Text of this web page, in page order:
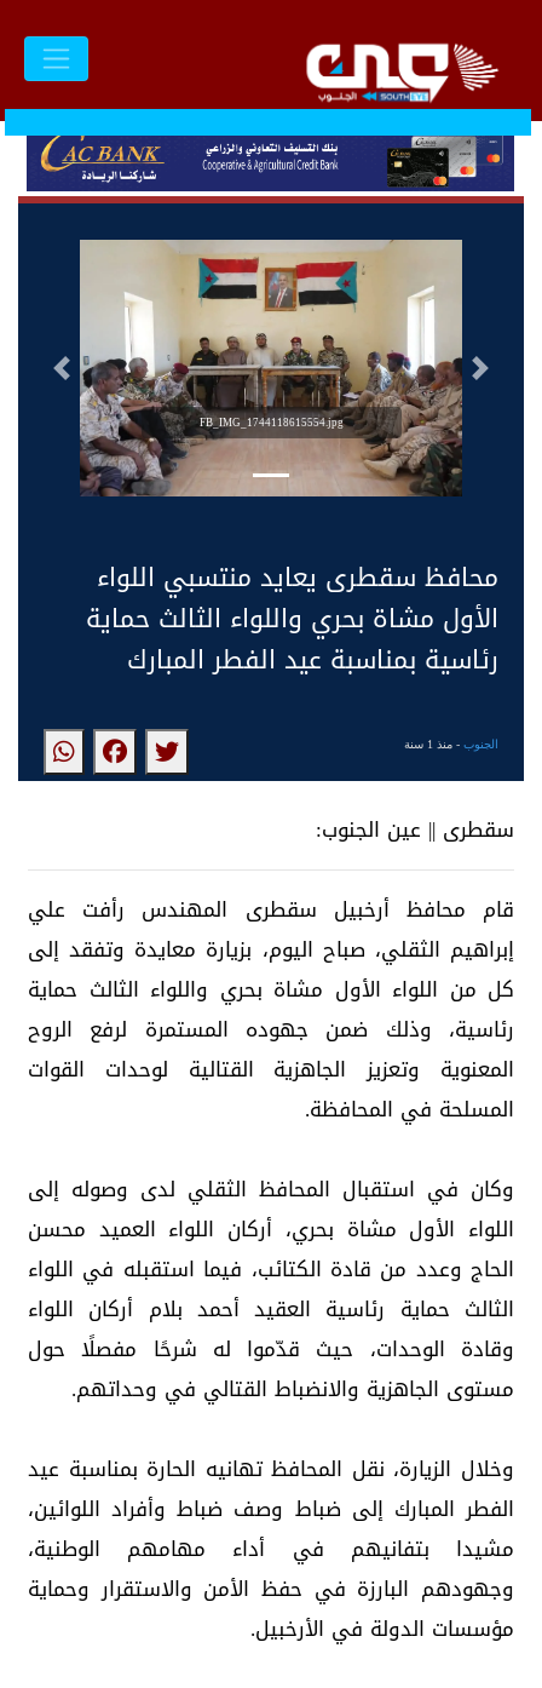
FB_IMG_1744118615554.jpg
التالى السابق
محافظ سقطرى يعايد منتسبي اللواء
الأول مشاة بحري واللواء الثالث حماية
رئاسية بمناسبة عيد الفطر المبارك
الجنوب- منذ 1 سنة
سقطرى || عين الجنوب:
قام محافظ أرخبيل سقطرى المهندس رأفت علي
إبراهيم الثقلي، صباح اليوم، بزيارة معايدة وتفقد إلى
كل من اللواء الأول مشاة بحري واللواء الثالث حماية
رئاسية، وذلك ضمن جهوده المستمرة لرفع الروح
المعنوية وتعزيز الجاهزية القتالية لوحدات القوات
المسلحة في المحافظة.
وكان في استقبال المحافظ الثقلي لدى وصوله إلى
اللواء الأول مشاة بحري، أركان اللواء العميد محسن
الحاج وعدد من قادة الكتائب، فيما استقبله في اللواء
الثالث حماية رئاسية العقيد أحمد بلام أركان اللواء
وقادة الوحدات، حيث قدّموا له شرحًا مفصلًا حول
مستوى الجاهزية والانضباط القتالي في وحداتهم.
وخلال الزيارة، نقل المحافظ تهانيه الحارة بمناسبة عيد
الفطر المبارك إلى ضباط وصف ضباط وأفراد اللوائين،
مشيدا بتفانيهم في أداء مهامهم الوطنية،
وجهودهم البارزة في حفظ الأمن والاستقرار وحماية
مؤسسات الدولة في الأرخبيل.